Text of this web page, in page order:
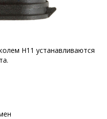
H11 устанавливаются